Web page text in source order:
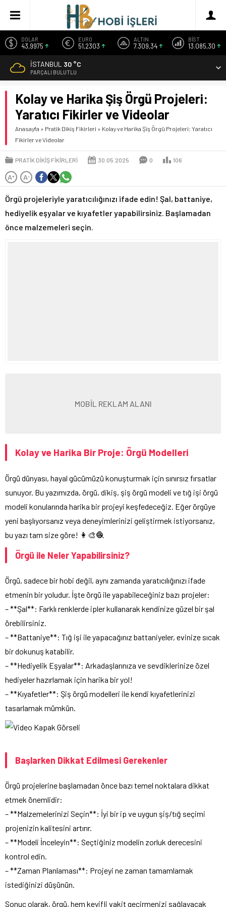
DOLAR
43,9975
EURO
51,2303
ALTIN
7.309,34
BİST
13.085,30
İSTANBUL 30 °C
PARÇALI BULUTLU
Kolay ve Harika Şiş Örgü Projeleri:
Yaratıcı Fikirler ve Videolar
Anasayfa » Pratik Dikiş Fikirleri » Kolay ve Harika Şiş Örgü Projeleri: Yaratıcı
Fikirler ve Videolar
PRATIK DIKIŞ FIKIRLERI 30.05.2025 0 106
A+ A-
Örgü projeleriyle yaratıcılığınızı ifade edin! Şal, battaniye,
hediyelik eşyalar ve kıyafetler yapabilirsiniz. Başlamadan
önce malzemeleri seçin.
MOBİL REKLAM ALANI
Kolay ve Harika Bir Proje: Örgü Modelleri
Örgü dünyası, hayal gücümüzü konuşturmak için sınırsız fırsatlar
sunuyor. Bu yazımızda, örgü, dikiş, şiş örgü modeli ve tığ işi örgü
modeli konularında harika bir projeyi keşfedeceğiz. Eğer örgüye
yeni başlıyorsanız veya deneyimlerinizi geliştirmek istiyorsanız,
bu yazı tam size göre! 👩‍🎨🧶
Örgü ile Neler Yapabilirsiniz?
Örgü, sadece bir hobi değil, aynı zamanda yaratıcılığınızı ifade
etmenin bir yoludur. İşte örgü ile yapabileceğiniz bazı projeler:
– **Şal**: Farklı renklerde ipler kullanarak kendinize güzel bir şal
örebilirsiniz.
– **Battaniye**: Tığ işi ile yapacağınız battaniyeler, evinize sıcak
bir dokunuş katabilir.
– **Hediyelik Eşyalar**: Arkadaşlarınıza ve sevdiklerinize özel
hediyeler hazırlamak için harika bir yol!
– **Kıyafetler**: Şiş örgü modelleri ile kendi kıyafetlerinizi
tasarlamak mümkün.
Başlarken Dikkat Edilmesi Gerekenler
Örgü projelerine başlamadan önce bazı temel noktalara dikkat
etmek önemlidir:
– **Malzemelerinizi Seçin**: İyi bir ip ve uygun şiş/tığ seçimi
projenizin kalitesini artırır.
– **Modeli İnceleyin**: Seçtiğiniz modelin zorluk derecesini
kontrol edin.
– **Zaman Planlaması**: Projeyi ne zaman tamamlamak
istediğinizi düşünün.
Sonuç olarak, örgü, hem keyifli vakit geçirmenizi sağlayacak